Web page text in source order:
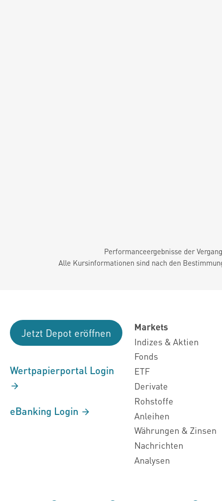
Performanceergebnisse der
Alle Kursinformationen sind nach den
Jetzt Depot eröffnen
Wertpapierportal Login
eBanking Login
Markets
Indizes & Aktien
Fonds
ETF
Derivate
Rohstoffe
Anleihen
Währungen & Zinsen
Nachrichten
Analysen